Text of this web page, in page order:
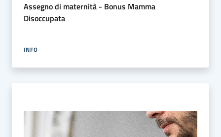
Assegno di maternità - Bonus Mamma
Disoccupata
INFO